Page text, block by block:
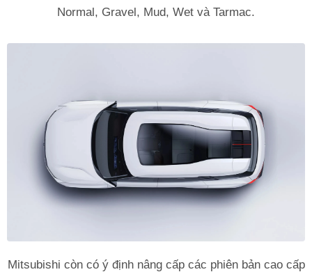
Normal, Gravel, Mud, Wet và Tarmac.
Mitsubishi còn có ý định nâng cấp các phiên bản cao cấp